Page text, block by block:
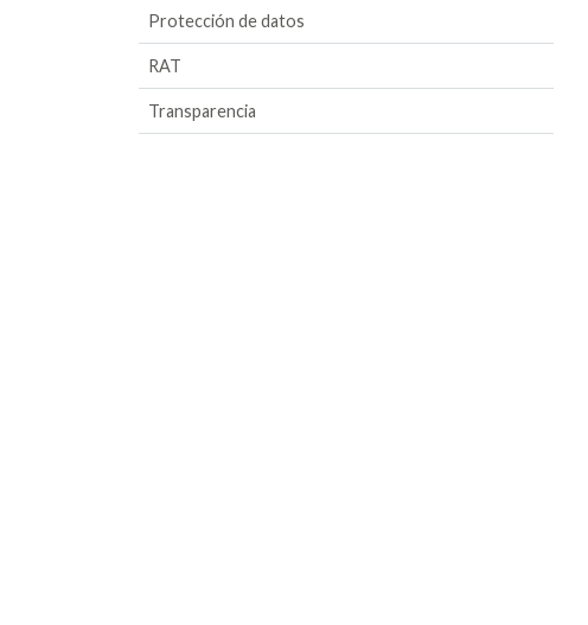
Protección de datos
RAT
Transparencia